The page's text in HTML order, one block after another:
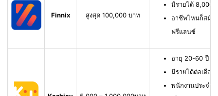
Finnix สูงสุด 100,000 บาท
มีรายได้ 8,000
อาชีพไหนก็สมัค
ฟรีแลนซ์
อายุ 20-60 ปี มี
มีรายได้ต่อเดือ
พนักงานประจำ